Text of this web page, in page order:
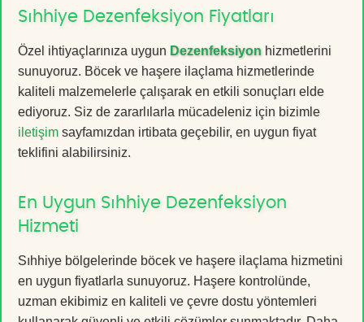
Sıhhiye Dezenfeksiyon Fiyatları
Özel ihtiyaçlarınıza uygun Dezenfeksiyon hizmetlerini
sunuyoruz. Böcek ve haşere ilaçlama hizmetlerinde
kaliteli malzemelerle çalışarak en etkili sonuçları elde
ediyoruz. Siz de zararlılarla mücadeleniz için bizimle
iletişim sayfamızdan irtibata geçebilir, en uygun fiyat
teklifini alabilirsiniz.
En Uygun Sıhhiye Dezenfeksiyon
Hizmeti
Sıhhiye bölgelerinde böcek ve haşere ilaçlama hizmetini
en uygun fiyatlarla sunuyoruz. Haşere kontrolünde,
uzman ekibimiz en kaliteli ve çevre dostu yöntemleri